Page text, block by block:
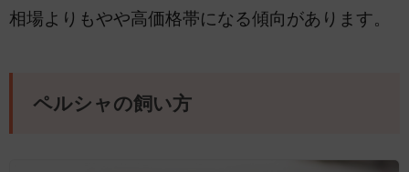
相場よりもやや高価格帯になる傾向があります。
ペルシャの飼い方